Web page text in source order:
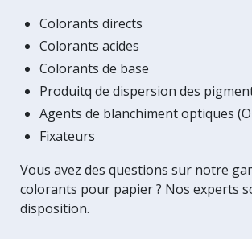
Colorants directs
Colorants acides
Colorants de base
Produitq de dispersion des
Agents de blanchiment optiques
Fixateurs
Vous avez des questions sur notre
colorants pour papier ? Nos experts
disposition.